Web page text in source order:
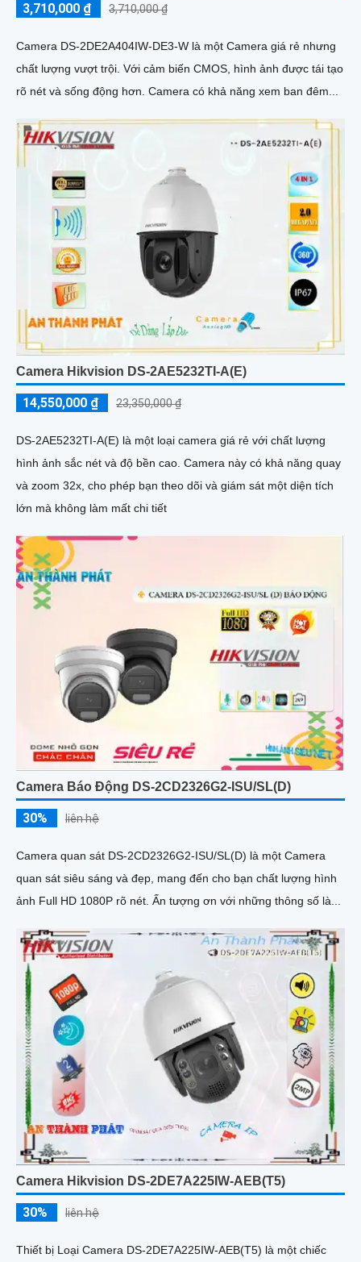
3,710,000 ₫ 3,710,000 ₫
Camera DS-2DE2A404IW-DE3-W là một Camera giá rẻ nhưng
chất lượng vượt trội. Với cảm biến CMOS, hình ảnh được tái tạo
rõ nét và sống động hơn. Camera có khả năng xem ban đêm...
Camera Hikvision DS-2AE5232TI-A(E)
14,550,000 ₫ 23,350,000 ₫
DS-2AE5232TI-A(E) là một loại camera giá rẻ với chất lượng
hình ảnh sắc nét và độ bền cao. Camera này có khả năng quay
và zoom 32x, cho phép bạn theo dõi và giám sát một diện tích
lớn mà không làm mất chi tiết
Camera Báo Động DS-2CD2326G2-ISU/SL(D)
30% liên hệ
Camera quan sát DS-2CD2326G2-ISU/SL(D) là một Camera
quan sát siêu sáng và đẹp, mang đến cho bạn chất lượng hình
ảnh Full HD 1080P rõ nét. Ấn tượng ơn với những thông số là...
Camera Hikvision DS-2DE7A225IW-AEB(T5)
30% liên hệ
Thiết bị Loại Camera DS-2DE7A225IW-AEB(T5) là một chiếc